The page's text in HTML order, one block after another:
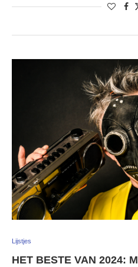
Lijstjes
HET BESTE VAN 2024: